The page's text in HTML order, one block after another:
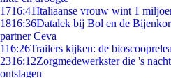
1716:41Italiaanse vrouw wint 1
1816:36Datalek bij Bol en de
partner Ceva
116:26Trailers kijken: de
2316:12Zorgmedewerkster die 's
ontslagen